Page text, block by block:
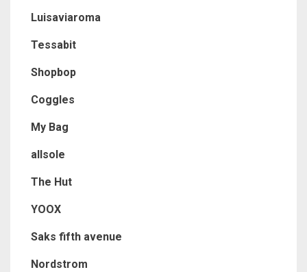
Luisaviaroma
Tessabit
Shopbop
Coggles
My Bag
allsole
The Hut
YOOX
Saks fifth avenue
Nordstrom